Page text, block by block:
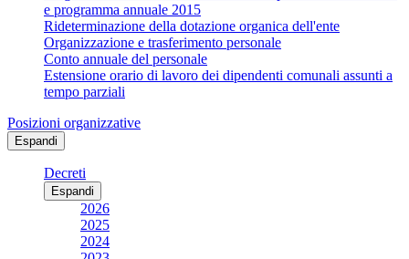
e programma annuale 2015
Rideterminazione della dotazione organica dell'ente
Organizzazione e trasferimento personale
Conto annuale del personale
Estensione orario di lavoro dei dipendenti comunali assunti a
tempo parziali
Posizioni organizzative
Espandi
Decreti
Espandi
2026
2025
2024